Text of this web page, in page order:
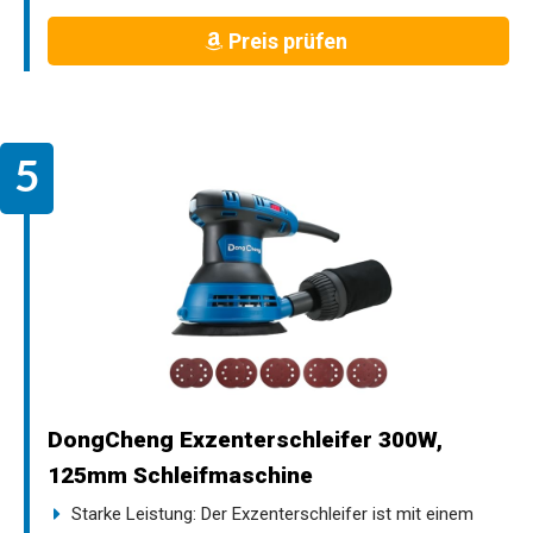
Preis prüfen
DongCheng Exzenterschleifer 300W,
125mm Schleifmaschine
Starke Leistung: Der Exzenterschleifer ist mit einem